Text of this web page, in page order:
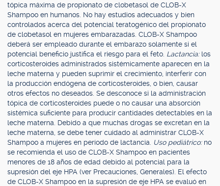
tópica máxima de propionato de clobetasol de CLOB-X
Shampoo en humanos. No hay estudios adecuados y bien
controlados acerca del potencial teratogénico del propionato
de clobetasol en mujeres embarazadas. CLOB-X Shampoo
deberá ser empleado durante el embarazo solamente si el
potencial beneficio justifica el riesgo para el feto. Lactancia: los
corticosteroides administrados sistémicamente aparecen en la
leche materna y pueden suprimir el crecimiento, interferir con
la producción endógena de corticosteroides, o bien, causar
otros efectos no deseados. Se desconoce si la administración
tópica de corticosteroides puede o no causar una absorción
sistémica suficiente para producir cantidades detectables en la
leche materna. Debido a que muchas drogas se excretan en la
leche materna, se debe tener cuidado al administrar CLOB-X
Shampoo a mujeres en período de lactancia.
Uso pediátrico: no
se recomienda el uso de CLOB-X Shampoo en pacientes
menores de 18 años de edad debido al potencial para la
supresión del eje HPA (ver Precauciones, Generales). El efecto
de CLOB-X Shampoo en la supresión de eje HPA se evaluó en